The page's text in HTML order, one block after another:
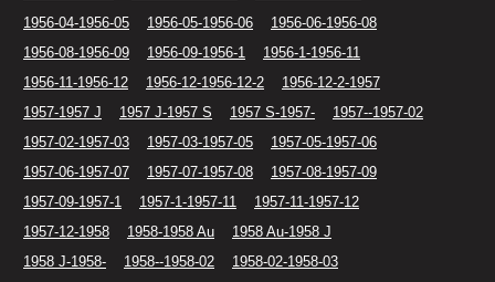
1956-04-1956-05
1956-05-1956-06
1956-06-1956-08
1956-08-1956-09
1956-09-1956-1
1956-1-1956-11
1956-11-1956-12
1956-12-1956-12-2
1956-12-2-1957
1957-1957 J
1957 J-1957 S 1957 S-1957-
1957--1957-02
1957-02-1957-03
1957-03-1957-05
1957-05-1957-06
1957-06-1957-07
1957-07-1957-08
1957-08-1957-09
1957-09-1957-1
1957-1-1957-11
1957-11-1957-12
1957-12-1958
1958-1958 Au
1958 Au-1958 J
1958 J-1958-
1958--1958-02
1958-02-1958-03